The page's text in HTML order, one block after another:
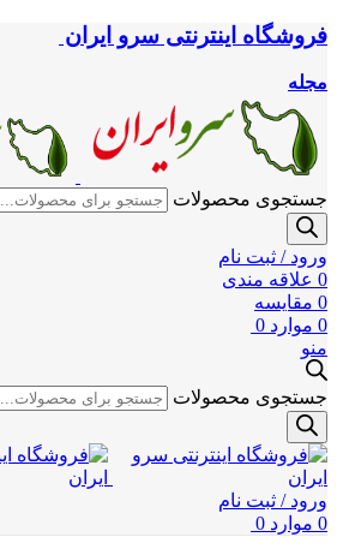
فروشگاه اینترنتی سرو ایران
مجله
جستجوی محصولات
ورود / ثبت نام
0 علاقه مندی
0 مقایسه
0 موارد 0
منو
جستجوی محصولات
ورود / ثبت نام
0 موارد 0